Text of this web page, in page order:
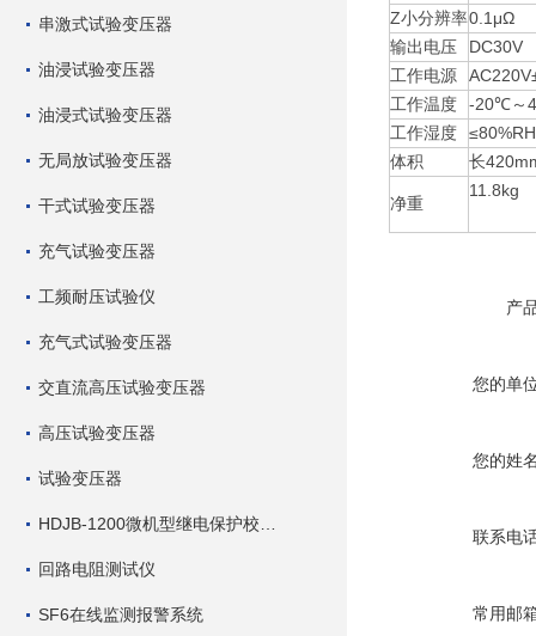
串激式试验变压器
油浸试验变压器
油浸式试验变压器
无局放试验变压器
干式试验变压器
充气试验变压器
工频耐压试验仪
充气式试验变压器
交直流高压试验变压器
高压试验变压器
试验变压器
回路电阻测试仪
SF6在线监测报警系统
Z小分辨率0.1μΩ
输出电压
DC30V
工作电源
工作温度
-20℃～
工作湿度
体积
长
净重
11.8kg
产
您的单
您的姓
联系电
常用邮